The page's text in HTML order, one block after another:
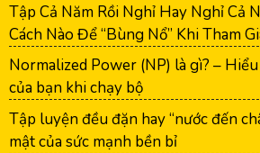
Tập Cả Năm Rồi Nghỉ Hay Nghỉ Cả
Cách Nào Để “Bùng Nổ” Khi Tham
Normalized Power (NP) là gì? –
của bạn khi chạy bộ
Tập luyện đều đặn hay “nước đến
mật của sức mạnh bền bỉ